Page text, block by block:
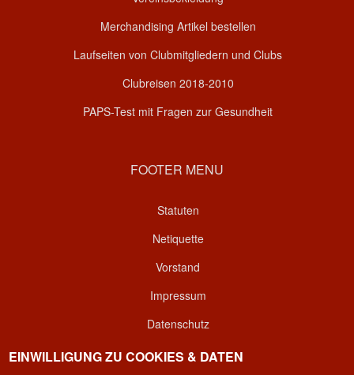
Merchandising Artikel bestellen
Laufseiten von Clubmitgliedern und Clubs
Clubreisen 2018-2010
PAPS-Test mit Fragen zur Gesundheit
FOOTER MENU
Statuten
Netiquette
Vorstand
Impressum
Datenschutz
Kontakt
EINWILLIGUNG ZU COOKIES & DATEN